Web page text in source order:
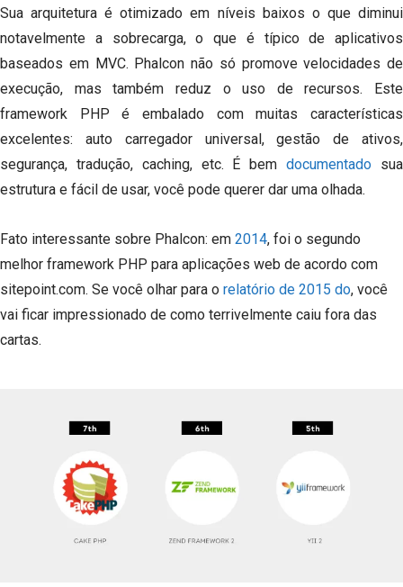
Sua arquitetura é otimizado em níveis baixos o que diminui
notavelmente a sobrecarga, o que é típico de aplicativos
baseados em MVC. Phalcon não só promove velocidades de
execução, mas também reduz o uso de recursos.
Este
framework PHP é embalado com muitas características
excelentes: auto carregador universal, gestão de ativos,
segurança, tradução, caching, etc. É bemdocumentado sua
estrutura e fácil de usar, você pode querer dar uma olhada.
Fato interessante sobre Phalcon: em 2014, foi o segundo
melhor framework PHP para aplicações web de acordo com
sitepoint.com. Se você olhar para o relatório de 2015 do, você
vai ficar impressionado de como terrivelmente caiu fora das
cartas.